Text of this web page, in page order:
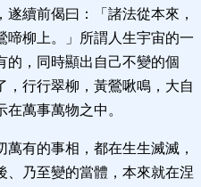
續前偈曰：「諸法從本來，
啼柳上。」所謂人生宇宙的一
的，同時顯出自己不變的個
，行行翠柳，黃鶯啾鳴，大自
萬事萬物之中。
有的事相，都在生生滅滅，
、乃至變的當體，本來就在涅